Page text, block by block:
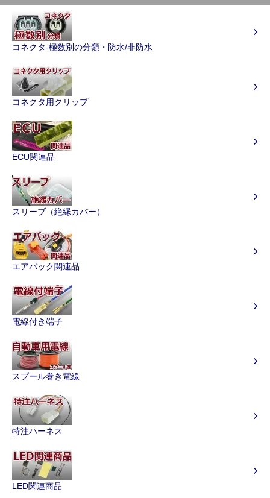
コネクタ-極数別の分類・防水/非防水
コネクタ用クリップ
ECU関連品
スリーブ（絶縁カバー）
エアバック関連品
電線付き端子
スプール巻き電線
特注ハーネス
LED関連商品